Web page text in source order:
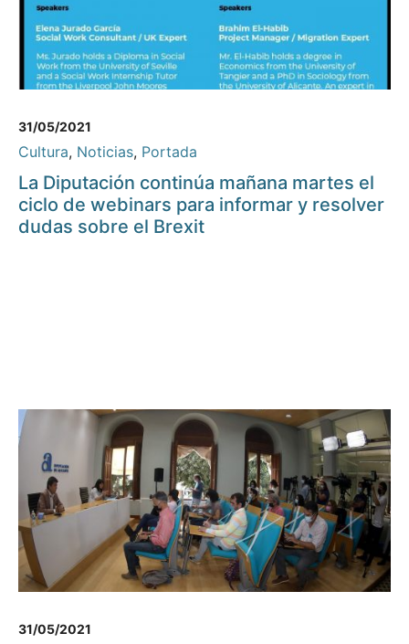
31/05/2021
Cultura, Noticias, Portada
La Diputación continúa mañana martes el
ciclo de webinars para informar y resolver
dudas sobre el Brexit
31/05/2021